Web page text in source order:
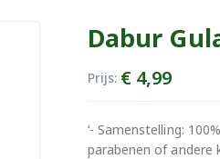
Dabur
Prijs: € 4,99
‘- Samenstelling:
parabenen of andere